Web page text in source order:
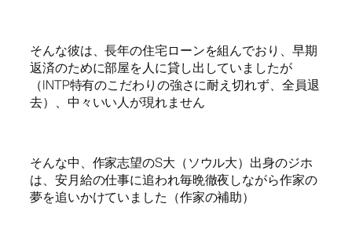
そんな彼は、長年の住宅ローンを組んでおり、早期
返済のために部屋を人に貸し出していましたが
（INTP特有のこだわりの強さに耐え切れず、全員退
去）、中々いい人が現れません
そんな中、作家志望のS大（ソウル大）出身のジホ
は、安月給の仕事に追われ毎晩徹夜しながら作家の
夢を追いかけていました（作家の補助）